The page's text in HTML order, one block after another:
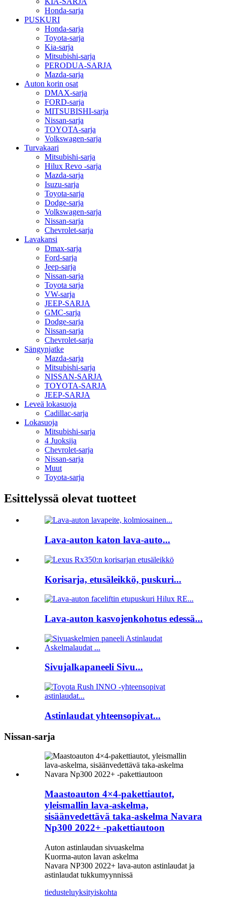
Honda-sarja
PUSKURI
Honda-sarja
Toyota-sarja
Kia-sarja
Mitsubishi-sarja
PERODUA-SARJA
Mazda-sarja
Auton korin osat
DMAX-sarja
FORD-sarja
MITSUBISHI-sarja
Nissan-sarja
TOYOTA-sarja
Volkswagen-sarja
Turvakaari
Mitsubishi-sarja
Hilux Revo -sarja
Mazda-sarja
Isuzu-sarja
Toyota-sarja
Dodge-sarja
Volkswagen-sarja
Nissan-sarja
Chevrolet-sarja
Lavakansi
Dmax-sarja
Ford-sarja
Jeep-sarja
Nissan-sarja
Toyota sarja
VW-sarja
JEEP-SARJA
GMC-sarja
Dodge-sarja
Nissan-sarja
Chevrolet-sarja
Sängynjatke
Mazda-sarja
Mitsubishi-sarja
NISSAN-SARJA
TOYOTA-SARJA
JEEP-SARJA
Leveä lokasuoja
Cadillac-sarja
Lokasuoja
Mitsubishi-sarja
4 Juoksija
Chevrolet-sarja
Nissan-sarja
Muut
Toyota-sarja
Esittelyssä olevat tuotteet
Lava-auton katon lava-auto...
Korisarja, etusäleikkö, puskuri...
Lava-auton kasvojenkohotus edessä...
Sivujalkapaneeli Sivu...
Astinlaudat yhteensopivat...
Nissan-sarja
Maastoauton 4×4-pakettiautot,
yleismallin lava-askelma,
sisäänvedettävä taka-askelma Navara
Np300 2022+ -pakettiautoon
Auton astinlaudan sivuaskelma
Kuorma-auton lavan askelma
Navara NP300 2022+ lava-auton astinlaudat ja
astinlaudat tukkumyynnissä
tiedusteluyksityiskohta